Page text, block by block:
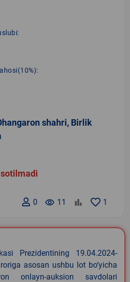
shahri, Birlik
1
remove_red_eye 11
0
Prezidentining 19.04.2024-
asosan ushbu lot bo‘yicha
onlayn-auksion savdolari